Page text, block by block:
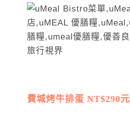
費城烤牛排蛋 NT$290元